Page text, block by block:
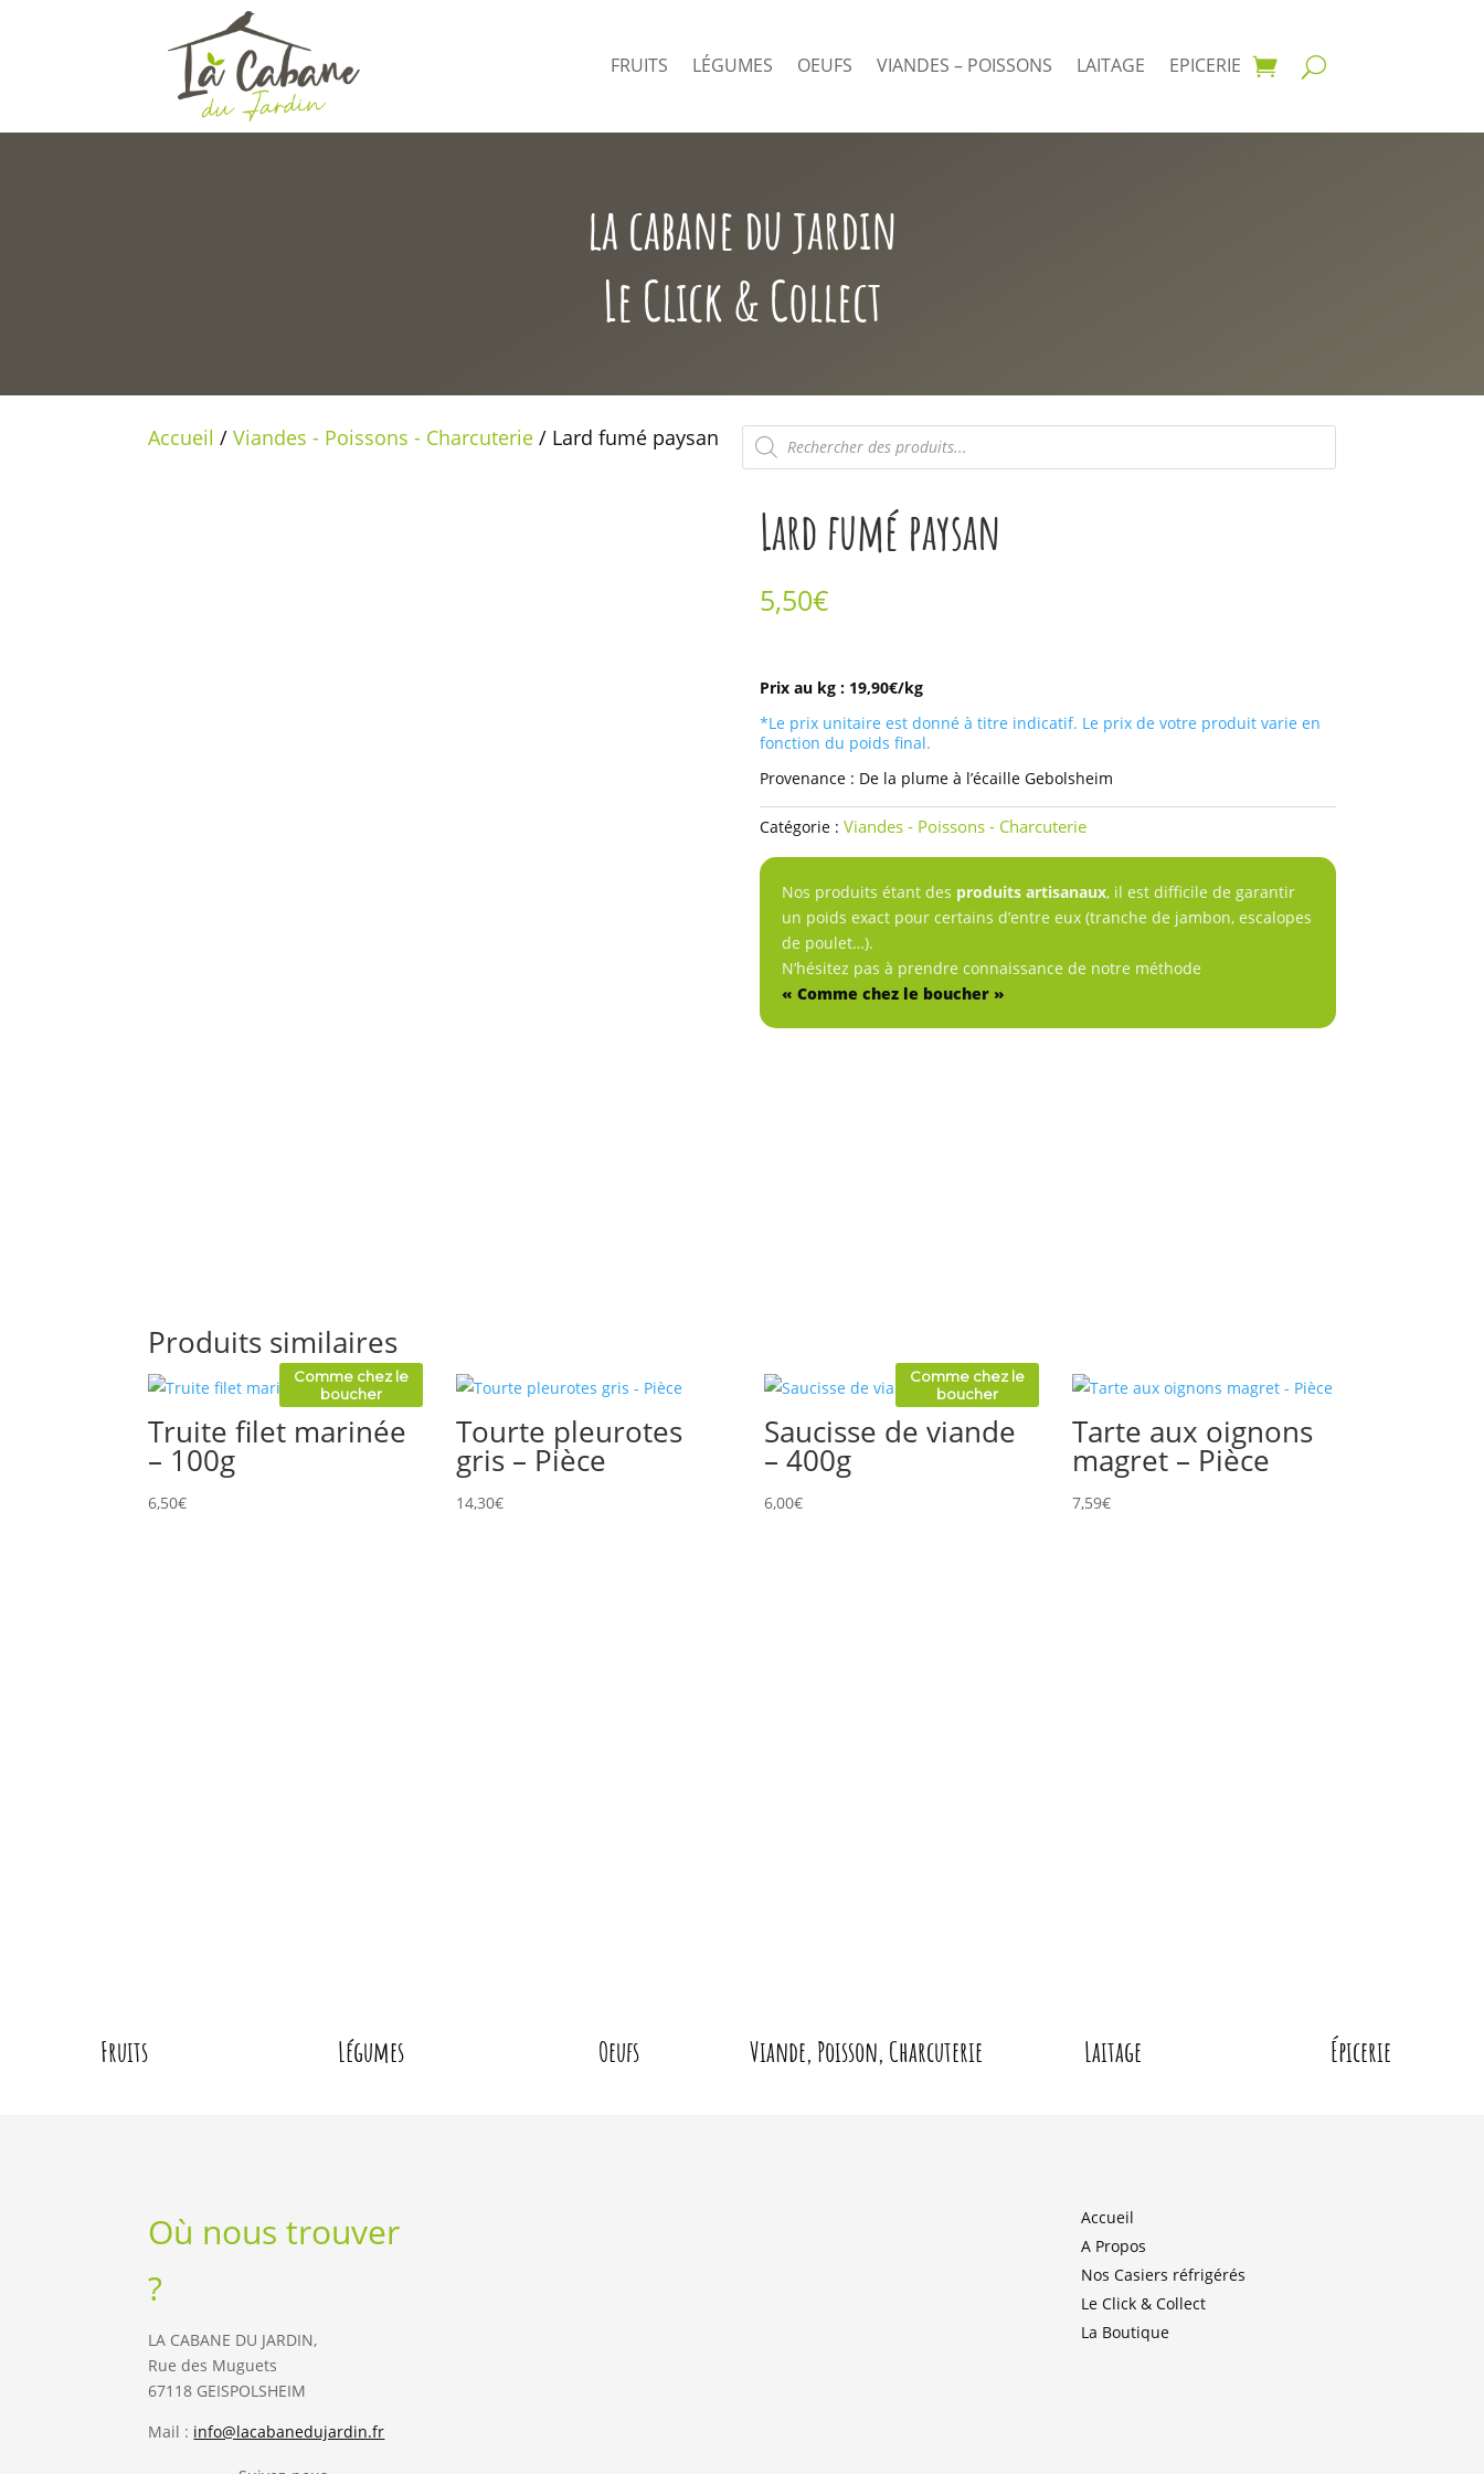
FRUITS LÉGUMES OEUFS VIANDES – POISSONS LAITAGE EPICERIE
la cabane du jardin
Le Click & Collect
Accueil /Viandes - Poissons - Charcuterie / Lard fumé paysan Recherche
de
produits
Lard fumé paysan
5,50€
de
Lard
fumé
Prix au kg : 19,90€/kg
*Le prix unitaire est donné à titre indicatif. Le prix de votre produit varie en
fonction du poids final.
Provenance : De la plume à l’écaille Gebolsheim
Catégorie :Viandes - Poissons - Charcuterie
Nos produits étant des produits artisanaux, il est difficile de garantir
un poids exact pour certains d’entre eux (tranche de jambon, escalopes
de poulet…).
N’hésitez pas à prendre connaissance de notre méthode
« Comme chez le boucher »
Produits similaires
Comme chez le
boucher
Truite filet marinée
– 100g
6,50€
Tourte pleurotes
gris – Pièce
14,30€
Comme chez le
boucher
Saucisse de viande
– 400g
6,00€
Tarte aux oignons
magret – Pièce
7,59€
Fruits Légumes Oeufs Viande, Poisson, Charcuterie Laitage Épicerie
Où nous trouver
?
LA CABANE DU JARDIN,
Rue des Muguets
67118 GEISPOLSHEIM
Mail : info@lacabanedujardin.fr
Accueil
A Propos
Nos Casiers réfrigérés
Le Click & Collect
La Boutique